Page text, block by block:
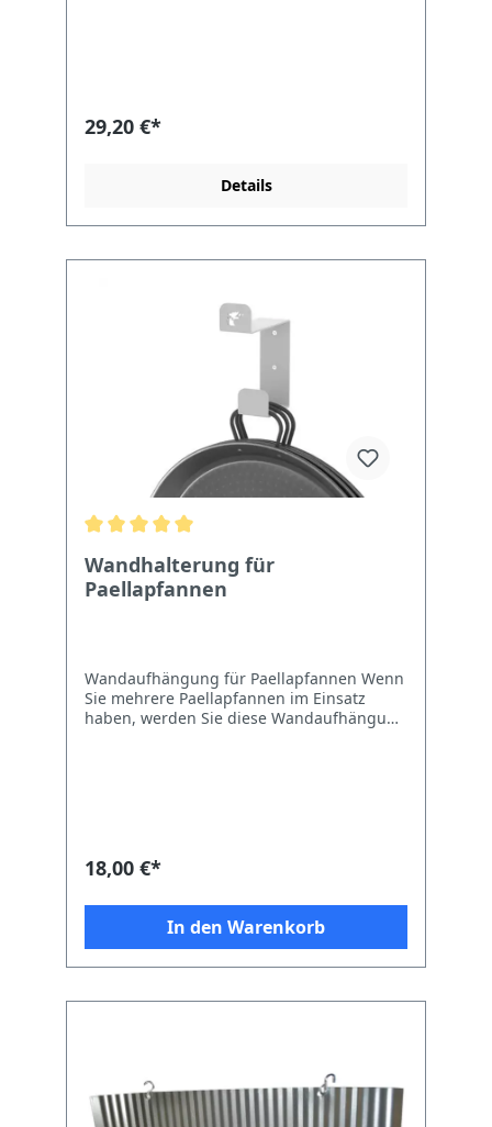
29,20 €*
Details
Wandhalterung für
Paellapfannen
Wandaufhängung für Paellapfannen Wenn
Sie mehrere Paellapfannen im Einsatz
haben, werden Sie diese Wandaufhängung
18,00 €*
In den Warenkorb